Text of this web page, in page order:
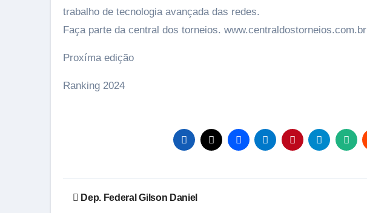
trabalho de tecnologia avançada das redes.
Faça parte da central dos torneios. www.centraldostorneios.com.br
Proxíma edição
Ranking 2024
Navegação
Dep. Federal Gilson Daniel